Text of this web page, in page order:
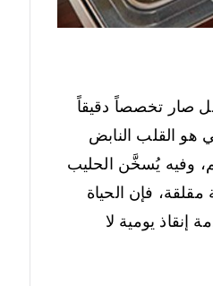
بل صار تخصصاً دقيقاً
هو القلب النابض
وفيه يُسخَّن الحليب
فإن الحياة
إنقاذ يومية لا